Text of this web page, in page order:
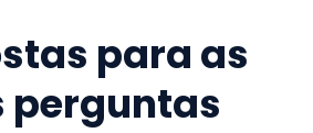
para as
perguntas